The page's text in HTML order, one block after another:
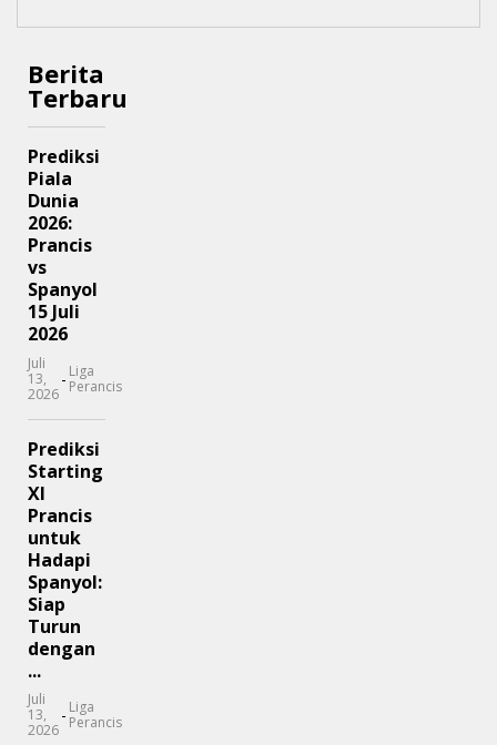
Berita
Terbaru
Prediksi
Piala
Dunia
2026:
Prancis
vs
Spanyol
15 Juli
2026
Juli
13,
2026
- Liga
Perancis
Prediksi
Starting
XI
Prancis
untuk
Hadapi
Spanyol:
Siap
Turun
dengan
...
Juli
13,
2026
- Liga
Perancis